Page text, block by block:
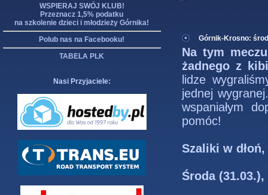
WSPIERAJ SWÓJ KLUB!
Przeznacz 1,5% podatku
na szkolenie dzieci i młodzieży Górnika!
Polub nas na Facebooku!
TABELA PLK
Nasi Przyjaciele:
Górnik-Krosno:
Na tym
żadnego z
lidze
jednej
wspaniałym
pomóc!
Szaliki w
Środa